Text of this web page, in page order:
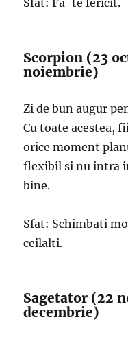
Sfat: Fa-te fericit.
Scorpion (23
noiembrie)
Zi de bun augur
Cu toate acestea,
orice moment
flexibil si nu intra
bine.
Sfat: Schimbati
ceilalti.
Sagetator (22
decembrie)